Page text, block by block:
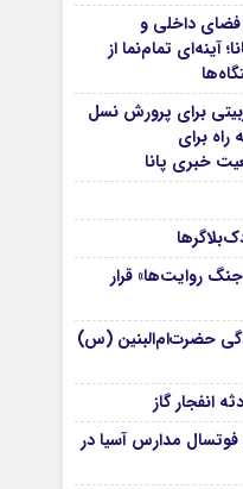
فضای داخلی و
آینه‌ای تمام‌نما از
برای پرورش نسل
برای
خبری پانا
روایت‌ها» قرار
حضرت‌ام‌البنین (س)
انفجار گاز
فوتسال مدارس آسیا در